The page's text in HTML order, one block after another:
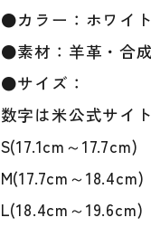
●カラー：ホワイ
●素材：羊革・合
●サイズ：
数字は米公式サイ
S(17.1cm～17.7cm)
M(17.7cm～18.4cm)
L(18.4cm～19.6cm)